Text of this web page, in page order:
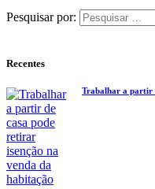
Pesquisar por:
Recentes
Trabalhar a partir